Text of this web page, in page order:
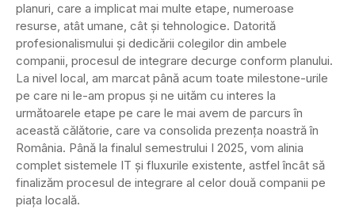
planuri, care a implicat mai multe etape, numeroase
resurse, atât umane, cât și tehnologice. Datorită
profesionalismului și dedicării colegilor din ambele
companii, procesul de integrare decurge conform planului.
La nivel local, am marcat până acum toate milestone-urile
pe care ni le-am propus și ne uităm cu interes la
următoarele etape pe care le mai avem de parcurs în
această călătorie, care va consolida prezența noastră în
România. Până la finalul semestrului I 2025, vom alinia
complet sistemele IT și fluxurile existente, astfel încât să
finalizăm procesul de integrare al celor două companii pe
piața locală.